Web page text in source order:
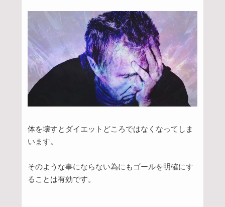
体を壊すとダイエットどころではなくなってしま
います。
そのような事にならない為にもゴールを明確にす
ることは有効です。